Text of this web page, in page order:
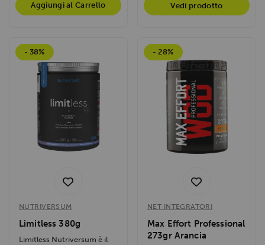
Aggiungi al Carrello Vedi prodotto
- 38%
NUTRIVERSUM
Limitless 380g
Limitless Nutriversum è il
- 28%
NET INTEGRATORI
Max Effort Professional
273gr Arancia